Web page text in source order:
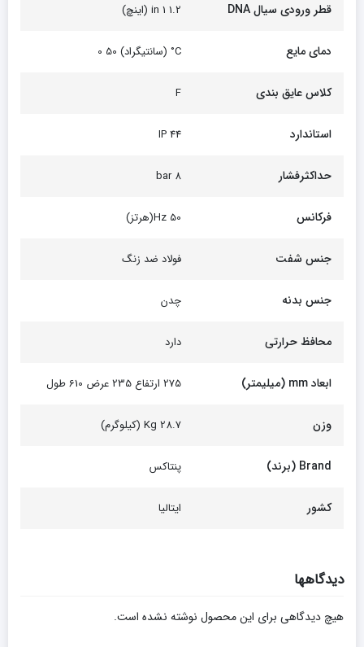
قطر ورودی سیال DNA 1.2 1 in (اینچ)
دمای مایع C° (سانتیگراد) 50 0
کلاس عایق بندی F
استاندارد 44 IP
حداکثرفشار 8 bar
فرکانس 50 Hz(هرتز)
جنس شفت فولاد ضد زنگ
جنس بدنه چدن
محافظ حرارتی دارد
ابعاد mm (میلیمتر) 275 ارتفاع 235 عرض 610 طول
وزن 28.7 Kg (کیلوگرم)
Brand (برند) پنتاکس
کشور ایتالیا
دیدگاهها
هیچ دیدگاهی برای این محصول نوشته نشده است.